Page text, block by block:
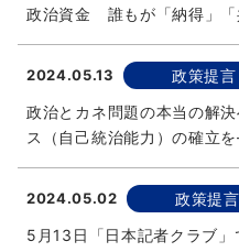
政治資金 誰もが「納得」「
2024.05.13
政策提言
政治とカネ問題の本当の解
ス（自己統治能力）の確立
2024.05.02
政策提言
5月13日「日本記者クラブ